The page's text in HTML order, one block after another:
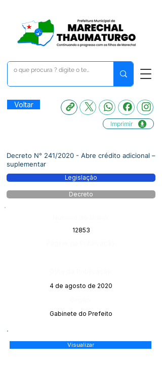
Voltar
Imprimir
Decreto N° 241/2020 - Abre crédito adicional –
suplementar
Legislação
Decreto
12853
4 de agosto de 2020
Gabinete do Prefeito
Visualizar